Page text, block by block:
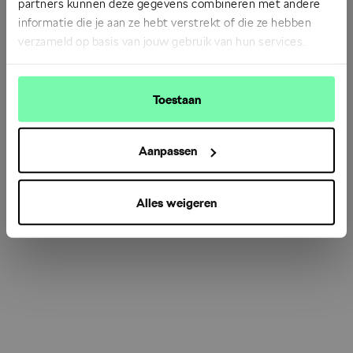
partners kunnen deze gegevens combineren met andere
informatie die je aan ze hebt verstrekt of die ze hebben
verzameld op basis van jouw gebruik van hun services.
Toestaan
Aanpassen
Alles weigeren